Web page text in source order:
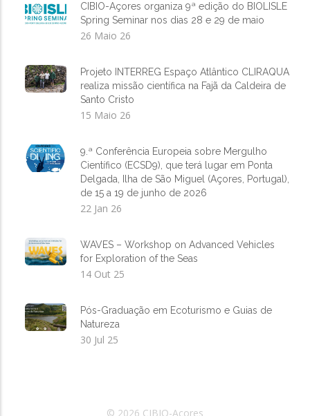
CIBIO-Açores organiza 9ª edição do BIOLISLE
Spring Seminar nos dias 28 e 29 de maio
26 Maio 26
Projeto INTERREG Espaço Atlântico CLIRAQUA
realiza missão científica na Fajã da Caldeira de
Santo Cristo
15 Maio 26
9.ª Conferência Europeia sobre Mergulho
Científico (ECSD9), que terá lugar em Ponta
Delgada, Ilha de São Miguel (Açores, Portugal),
de 15 a 19 de junho de 2026
22 Jan 26
WAVES – Workshop on Advanced Vehicles
for Exploration of the Seas
14 Out 25
Pós-Graduação em Ecoturismo e Guias de
Natureza
30 Jul 25
© 2026 CIBIO-Açores